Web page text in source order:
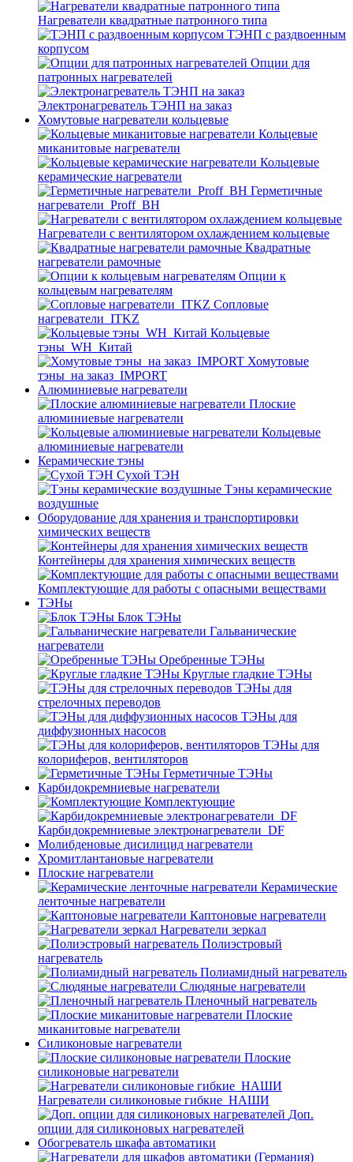
Нагреватели квадратные патронного типа
ТЭНП с раздвоенным
корпусом
Опции для
патронных нагревателей
Электронагреватель ТЭНП на заказ
Хомутовые нагреватели кольцевые
Кольцевые
миканитовые нагреватели
Кольцевые
керамические нагреватели
Герметичные
нагреватели_Proff_BH
Нагреватели с вентилятором охлаждением кольцевые
Квадратные
нагреватели рамочные
Опции к
кольцевым нагревателям
Cопловые
нагреватели_ITKZ
Кольцевые
тэны_WH_Китай
Хомутовые
тэны_на заказ_IMPORT
Алюминиевые нагреватели
Плоские
алюминиевые нагреватели
Кольцевые
алюминиевые нагреватели
Керамические тэны
Сухой ТЭН
Тэны керамические
воздушные
Оборудование для хранения и транспортировки
химических веществ
Контейнеры для хранения химических веществ
Комплектующие для работы с опасными веществами
ТЭНы
Блок ТЭНы
Гальванические
нагреватели
Оребренные ТЭНы
Круглые гладкие ТЭНы
ТЭНы для
стрелочных переводов
ТЭНы для
диффузионных насосов
ТЭНы для
колориферов, вентиляторов
Герметичные ТЭНы
Карбидокремниевые нагреватели
Комплектующие
Карбидокремниевые электронагреватели_DF
Молибденовые дисилицид нагреватели
Хромитлантановые нагреватели
Плоские нагреватели
Керамические
ленточные нагреватели
Каптоновые нагреватели
Нагреватели зеркал
Полиэстровый
нагреватель
Полиамидный нагреватель
Слюдяные нагреватели
Пленочный нагреватель
Плоские
миканитовые нагреватели
Силиконовые нагреватели
Плоские
силиконовые нагреватели
Нагреватели силиконовые гибкие_НАШИ
Доп.
опции для силиконовых нагревателей
Обогреватель шкафа автоматики